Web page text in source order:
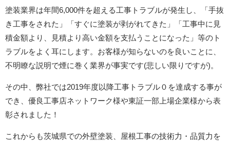
塗装業界は年間6,000件を超える工事トラブルが発生し、「手抜
き工事をされた」「すぐに塗装が剥がれてきた」「工事中に見
積金額より、見積より高い金額を支払うことになった」等のト
ラブルをよく耳にします。お客様が知らないのを良いことに、
不明瞭な説明で煙に巻く業界が事実です(悲しい限りですが)。
その中、弊社では2019年度以降工事トラブル０を達成する事が
でき、優良工事店ネットワーク様や東証一部上場企業様から表
彰されました！
これからも茨城県での外壁塗装、屋根工事の技術力・品質力を